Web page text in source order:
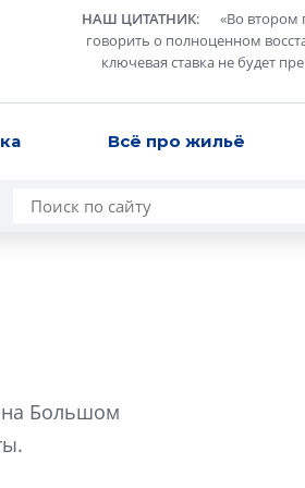
НАШ ЦИТАТНИК: «Во втором
говорить о полноценном
ключевая ставка не будет
Всё про жильё
на Большом